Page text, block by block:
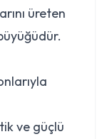
üreten
ve güçlü